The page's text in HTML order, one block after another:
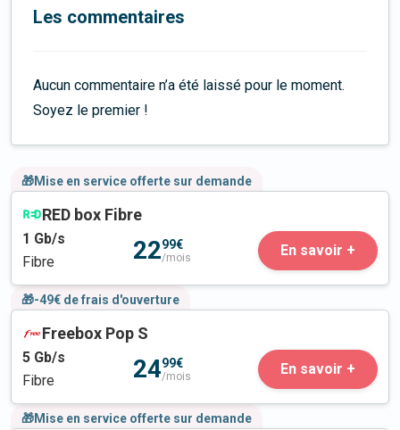
Les commentaires
Aucun commentaire n’a été laissé pour le moment.
Soyez le premier !
🎁Mise en service offerte sur demande
RED box Fibre
1 Gb/s
Fibre
2299€
/mois En savoir +
🎁-49€ de frais d'ouverture
Freebox Pop S
5 Gb/s
Fibre
2499€
/mois En savoir +
🎁Mise en service offerte sur demande